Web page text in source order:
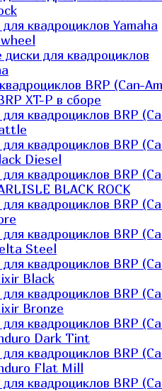
квадроциклов Yamaha
для квадроциклов
BRP (Can-
XT-P в сборе
квадроциклов BRP
квадроциклов BRP
Diesel
квадроциклов BRP
BLACK ROCK
квадроциклов BRP
квадроциклов BRP
Steel
квадроциклов BRP
Black
квадроциклов BRP
Bronze
квадроциклов BRP
Dark Tint
квадроциклов BRP
Flat Mill
квадроциклов BRP